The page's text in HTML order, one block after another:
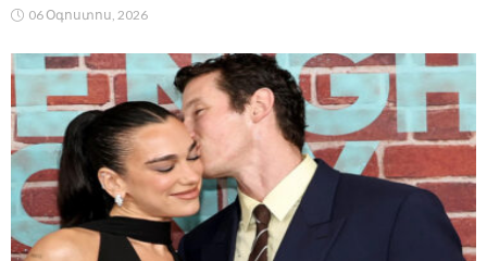
06 Օգոստոս, 2026